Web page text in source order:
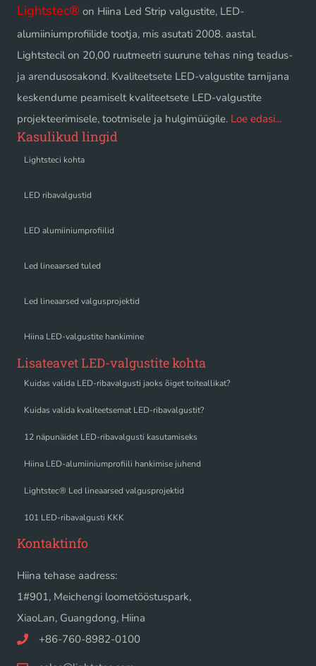
Lightstec® on Hiina Led Strip valgustite, LED-
alumiiniumprofiilide tootja, mis asutati 2008. aastal.
Lightstecil on 20,00 ruutmeetri suurune tehas ning teadus-
ja arendusosakond. Kvaliteetsete LED-valgustite tarnijana
keskendume peamiselt kvaliteetsete LED-valgustite
projekteerimisele, tootmisele ja hulgimüügile. Loe edasi...
Kasulikud lingid
Lightsteci kohta
LED ribavalgustid
LED alumiiniumprofiilid
Led lineaarsed tuled
Led lineaarsed valgusprojektid
Hiina LED-valgustite hankimine
Lisateavet LED-valgustite kohta
Kuidas valida LED-ribavalgusti jaoks õiget toiteallikat?
Kuidas valida kvaliteetsemat LED-ribavalgustit?
12 näpunäidet LED-ribavalgusti kasutamiseks
Hiina LED-alumiiniumprofiili hankimise juhend
Lightstec® Led lineaarsed valgusprojektid
101 LED-ribavalgusti KKK
Kontaktinfo
Hiina tehase aadress:
1#901, Meichengi loometööstuspark,
XiaoLan, Guangdong, Hiina
+86-760-8982-0100